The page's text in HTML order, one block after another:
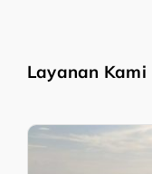
Layanan Kami